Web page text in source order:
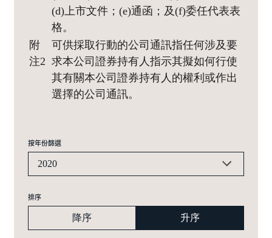
(d)上市文件；(e)通函；及(f)委任代表表
格。
附
注2
可供採取行動的公司通訊指任何涉及要
求本公司證券持有人指示其擬如何行使
其有關本公司證券持有人的權利或作出
選擇的公司通訊。
按年份篩選
2020
排序
降序 升序